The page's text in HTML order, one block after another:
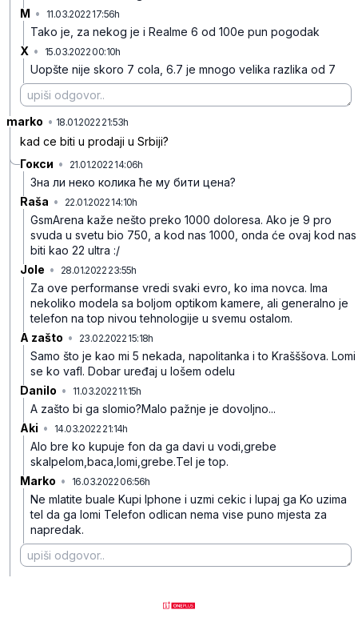
M • 11.03.2022 17:56h
Tako je, za nekog je i Realme 6 od 100e pun pogodak
X • 15.03.2022 00:10h
Uopšte nije skoro 7 cola, 6.7 je mnogo velika razlika od 7
marko • 18.01.2022 21:53h
kad ce biti u prodaji u Srbiji?
Гокси • 21.01.2022 14:06h
Зна ли неко колика ће му бити цена?
Raša • 22.01.2022 14:10h
GsmArena kaže nešto preko 1000 doloresa. Ako je 9 pro
svuda u svetu bio 750, a kod nas 1000, onda će ovaj kod nas
biti kao 22 ultra :/
Jole • 28.01.2022 23:55h
Za ove performanse vredi svaki evro, ko ima novca. Ima
nekoliko modela sa boljom optikom kamere, ali generalno je
telefon na top nivou tehnologije u svemu ostalom.
A zašto • 23.02.2022 15:18h
Samo što je kao mi 5 nekada, napolitanka i to Krašššova. Lomi
se ko vafl. Dobar uređaj u lošem odelu
Danilo • 11.03.2022 11:15h
A zašto bi ga slomio?Malo pažnje je dovoljno...
Aki • 14.03.2022 21:14h
Alo bre ko kupuje fon da ga davi u vodi,grebe
skalpelom,baca,lomi,grebe.Tel je top.
Marko • 16.03.2022 06:56h
Ne mlatite buale Kupi Iphone i uzmi cekic i lupaj ga Ko uzima
tel da ga lomi Telefon odlican nema vise puno mjesta za
napredak.